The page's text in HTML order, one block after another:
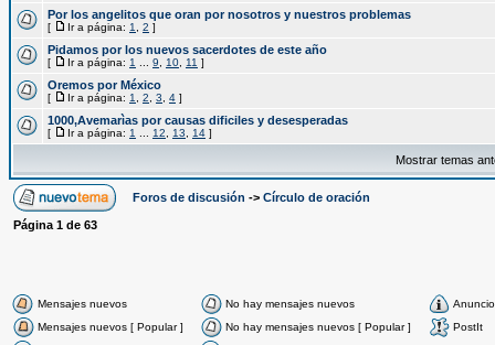
Por los angelitos que oran por nosotros y nuestros problemas
[ Ir a página: 1 2 ]
Pidamos por los nuevos sacerdotes de este año
[ Ir a página: 1 9 10 11 ]
Oremos por México
[ Ir a página: 1 2 3 4 ]
1000,Avemarìas por causas dificiles y desesperadas
[ Ir a página: 1 12 13 14 ]
Mostrar temas
Foros de discusión -> Círculo de oración
Página 1 de 63
Mensajes nuevos No hay mensajes nuevos
Anuncio
Mensajes nuevos [ Popular ]
No hay mensajes nuevos [ Popular ]
PostIt